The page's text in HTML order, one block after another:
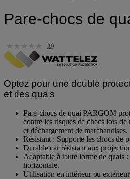
Pare-chocs de
(0)
Optez pour une double
et des quais
Pare-chocs de quai PARGOM
contre les risques de chocs lors
et déchargement de marchandises.
Résistant : Supporte les chocs de
Durable car résistant aux
Adaptable à toute forme de quais
horizontale.
Utilisation en intérieur ou extérieur.